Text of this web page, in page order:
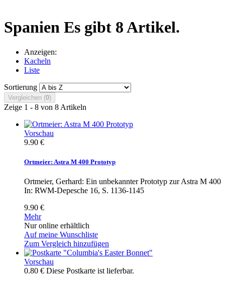
Spanien Es gibt 8 Artikel.
Anzeigen:
Kacheln
Liste
Sortierung
Vergleichen (0)
Zeige 1 - 8 von 8 Artikeln
Vorschau
9.90 €
Ortmeier: Astra M 400 Prototyp
Ortmeier, Gerhard: Ein unbekannter Prototyp zur Astra M 400
In: RWM-Depesche 16, S. 1136-1145
9.90 €
Mehr
Nur online erhältlich
Auf meine Wunschliste
Zum Vergleich hinzufügen
Vorschau
0.80 € Diese Postkarte ist lieferbar.